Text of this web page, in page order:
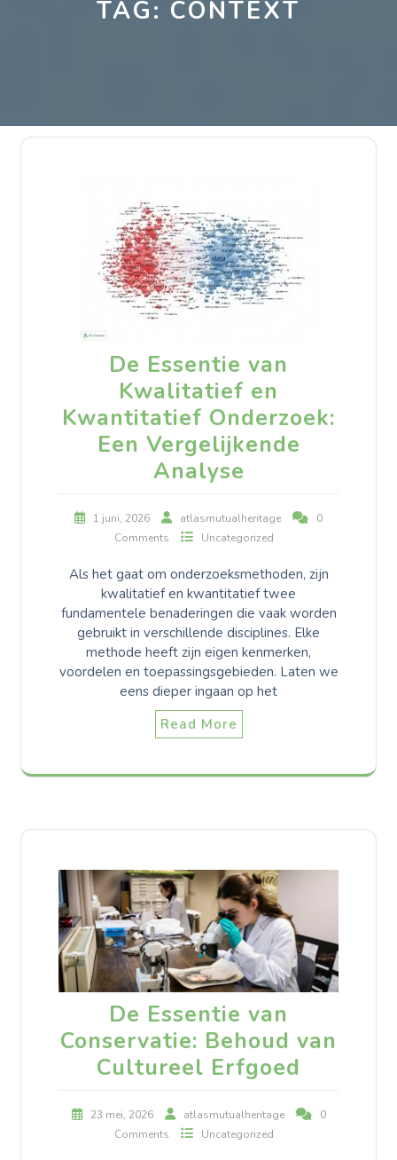
TAG: CONTEXT
De Essentie van
Kwalitatief en
Kwantitatief Onderzoek:
Een Vergelijkende
Analyse
1 juni, 2026 atlasmutualheritage
0
Comments
Uncategorized
Als het gaat om onderzoeksmethoden, zijn
kwalitatief en kwantitatief twee
fundamentele benaderingen die vaak worden
gebruikt in verschillende disciplines. Elke
methode heeft zijn eigen kenmerken,
voordelen en toepassingsgebieden. Laten we
eens dieper ingaan op het
Read More
De Essentie van
Conservatie: Behoud van
Cultureel Erfgoed
23 mei, 2026 atlasmutualheritage
0
Comments
Uncategorized